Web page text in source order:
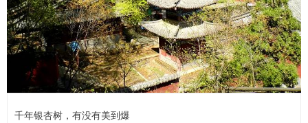
千年银杏树，有没有美到爆